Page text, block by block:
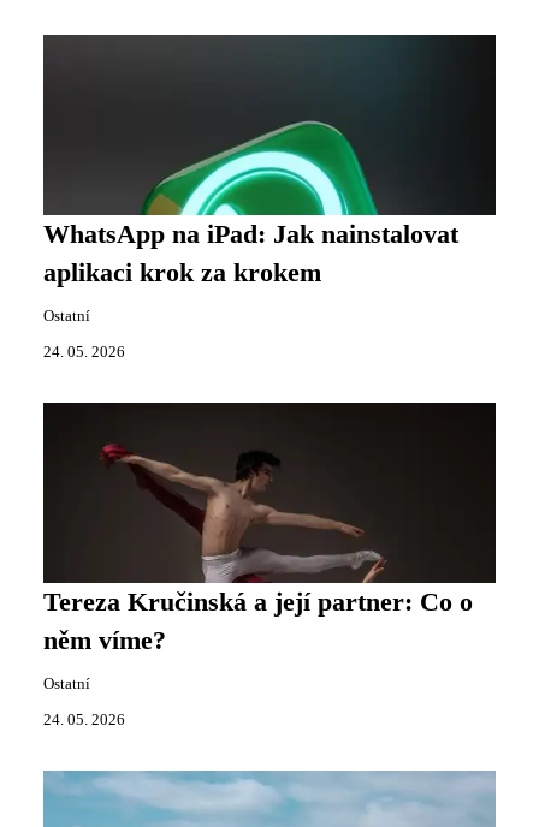
WhatsApp na iPad: Jak nainstalovat
aplikaci krok za krokem
Ostatní
24. 05. 2026
Tereza Kručinská a její partner: Co o
něm víme?
Ostatní
24. 05. 2026